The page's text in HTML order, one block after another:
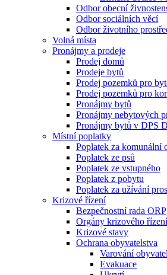
Odbor obecní
Odbor sociálních věcí
Odbor životního
Volná místa
Pronájmy a prodeje
Prodej domů
Prodeje bytů
Prodej pozemků pro
Prodej pozemků pro
Pronájmy bytů
Pronájmy nebytových
Pronájmy bytů v DPS
Místní poplatky
Poplatek za komunální
Poplatek ze psů
Poplatek ze vstupného
Poplatek z pobytu
Poplatek za užívání
Krizové řízení
Bezpečnostní rada ORP
Orgány krizového řízení
Krizové stavy
Ochrana obyvatelstva
Varování
Evakuace